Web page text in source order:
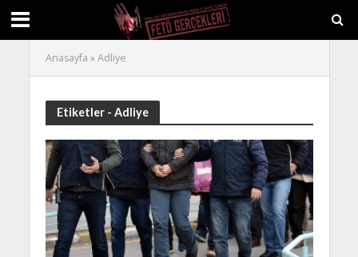
Anasayfa »Adliye
Etiketler - Adliye